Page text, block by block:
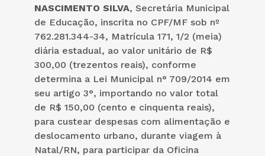
NASCIMENTO SILVA, Secretária Municipal
de Educação, inscrita no CPF/MF sob nº
762.281.344-34, Matrícula 171, 1/2 (meia)
diária estadual, ao valor unitário de R$
300,00 (trezentos reais), conforme
determina a Lei Municipal n° 709/2014 em
seu artigo 3°, importando no valor total
de R$ 150,00 (cento e cinquenta reais),
para custear despesas com alimentação e
deslocamento urbano, durante viagem à
Natal/RN, para participar da Oficina